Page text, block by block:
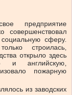
предприятие
совершенствовал
сферу.
строилась,
открыло здесь
английскую,
пожарную
из заводских